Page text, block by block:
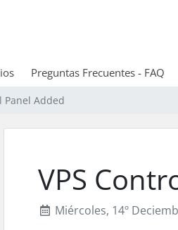
Preguntas Frecuentes - FAQ
Panel Added
VPS
Miércoles, 14º